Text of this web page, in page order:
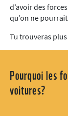
d’avoir des
qu’on ne
Tu trouveras
Pourquoi les
voitures?